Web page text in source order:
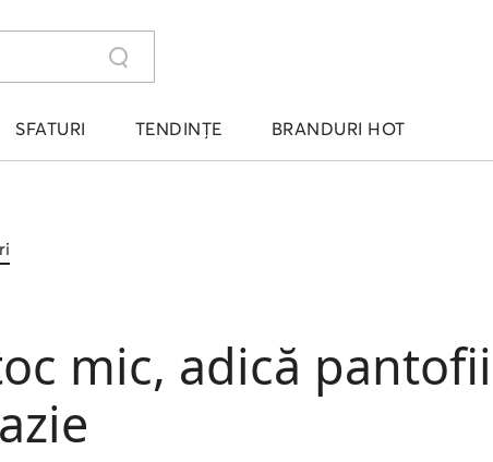
SFATURI TENDINȚE BRANDURI HOT
mic, adică